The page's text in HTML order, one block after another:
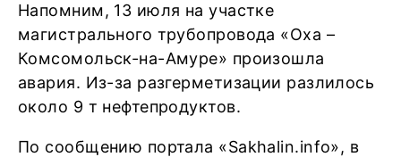
Напомним, 13 июля на участке
магистрального трубопровода «Оха –
Комсомольск-на-Амуре» произошла
авария. Из-за разгерметизации разлилось
около 9 т нефтепродуктов.
По сообщению портала «Sakhalin.info», в